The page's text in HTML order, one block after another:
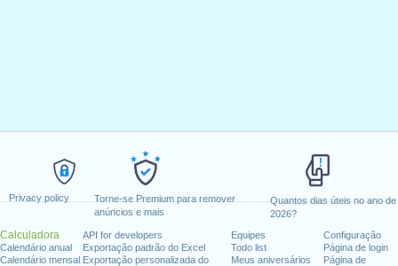
Privacy policy
Torne-se Premium para remover
anúncios e mais
Quantos dias úteis no ano de
2026?
Calculadora
Calendário anual
Calendário mensal
API for developers
Exportação padrão do Excel
Exportação personalizada do
Equipes
Todo list
Meus aniversários
Configuração
Página de login
Página de